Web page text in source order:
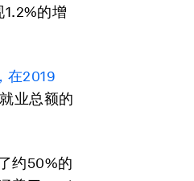
的增
在2019
业总额的
约50%的